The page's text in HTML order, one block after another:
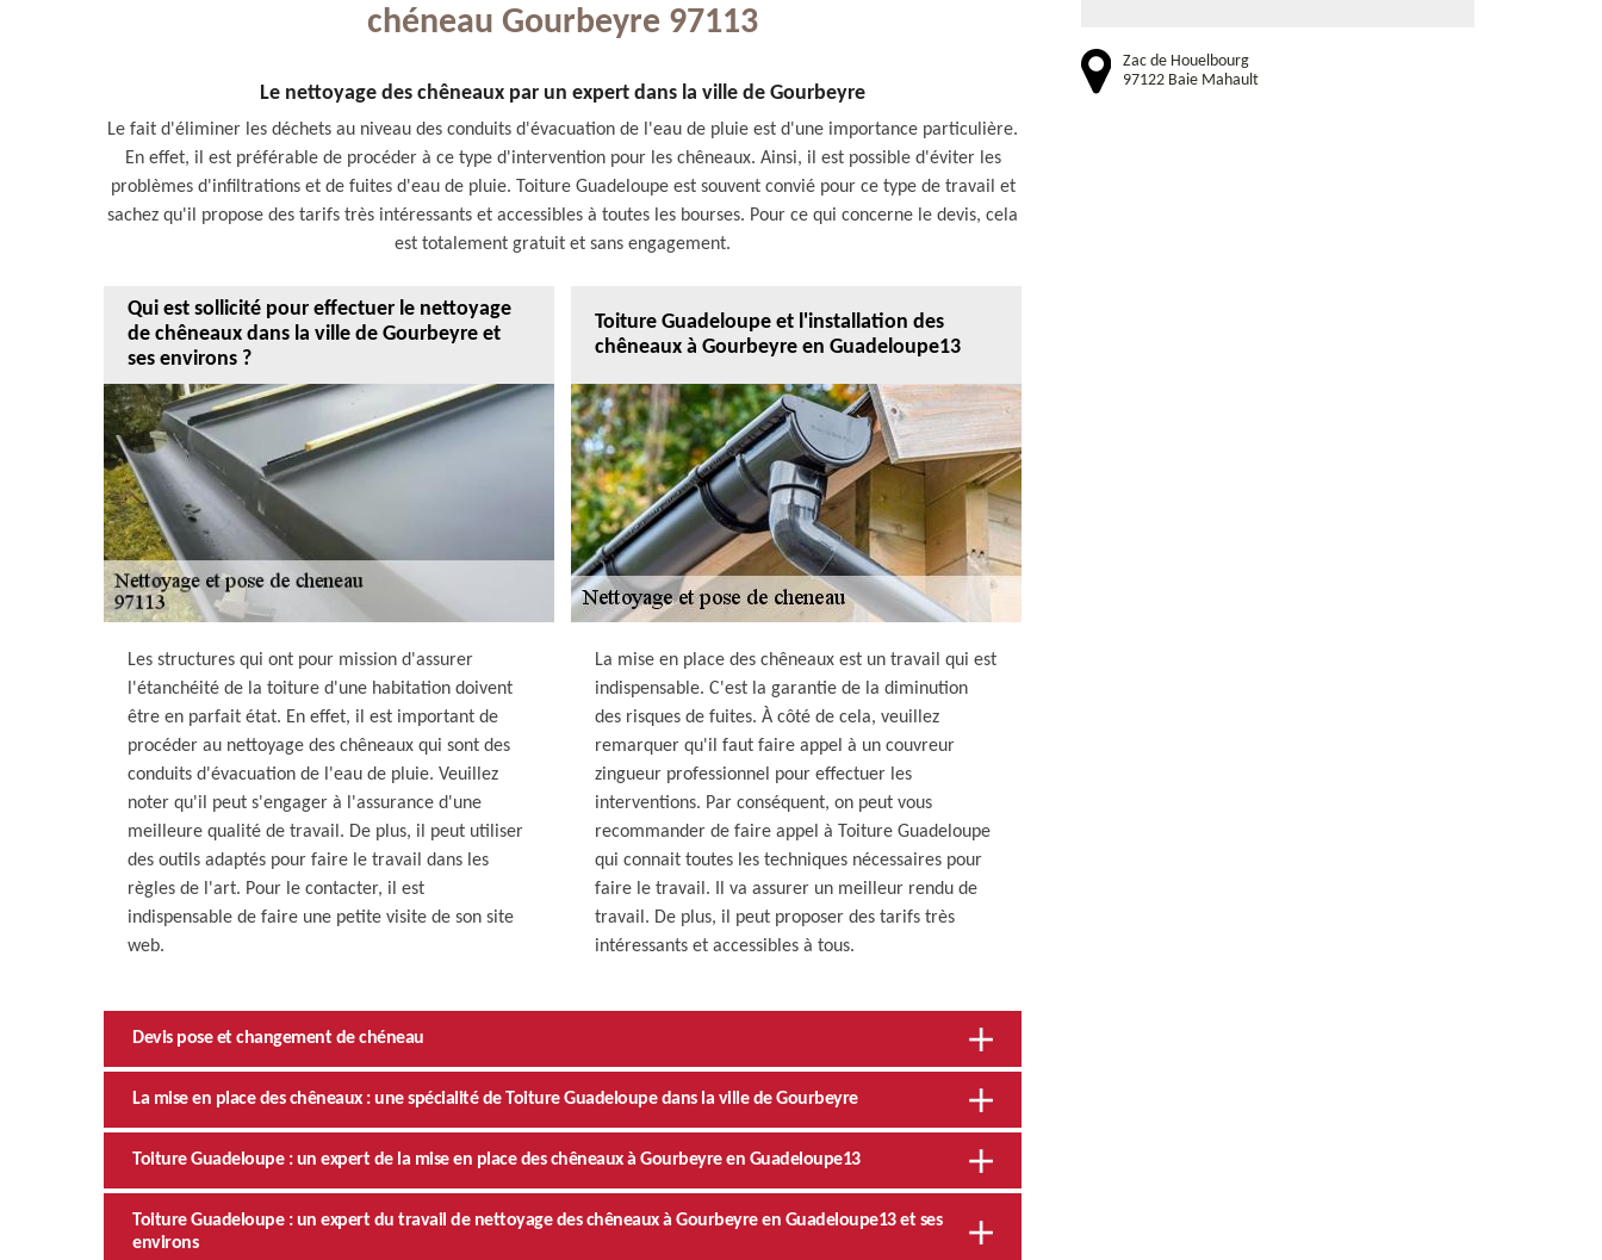
chéneau Gourbeyre 97113
Le nettoyage des chêneaux par un expert dans la ville de Gourbeyre
Le fait d'éliminer les déchets au niveau des conduits d'évacuation de l'eau de pluie est d'une importance particulière.
En effet, il est préférable de procéder à ce type d'intervention pour les chêneaux. Ainsi, il est possible d'éviter les
problèmes d'infiltrations et de fuites d'eau de pluie. Toiture Guadeloupe est souvent convié pour ce type de travail et
sachez qu'il propose des tarifs très intéressants et accessibles à toutes les bourses. Pour ce qui concerne le devis, cela
est totalement gratuit et sans engagement.
Qui est sollicité pour effectuer le nettoyage
de chêneaux dans la ville de Gourbeyre et
ses environs ?
Les structures qui ont pour mission d'assurer
l'étanchéité de la toiture d'une habitation doivent
être en parfait état. En effet, il est important de
procéder au nettoyage des chêneaux qui sont des
conduits d'évacuation de l'eau de pluie. Veuillez
noter qu'il peut s'engager à l'assurance d'une
meilleure qualité de travail. De plus, il peut utiliser
des outils adaptés pour faire le travail dans les
règles de l'art. Pour le contacter, il est
indispensable de faire une petite visite de son site
web.
Toiture Guadeloupe et l'installation des
chêneaux à Gourbeyre en Guadeloupe13
La mise en place des chêneaux est un travail qui est
indispensable. C'est la garantie de la diminution
des risques de fuites. À côté de cela, veuillez
remarquer qu'il faut faire appel à un couvreur
zingueur professionnel pour effectuer les
interventions. Par conséquent, on peut vous
recommander de faire appel à Toiture Guadeloupe
qui connait toutes les techniques nécessaires pour
faire le travail. Il va assurer un meilleur rendu de
travail. De plus, il peut proposer des tarifs très
intéressants et accessibles à tous.
Devis pose et changement de chéneau
La mise en place des chêneaux : une spécialité de Toiture Guadeloupe dans la ville de Gourbeyre
Toiture Guadeloupe : un expert de la mise en place des chêneaux à Gourbeyre en Guadeloupe13
Toiture Guadeloupe : un expert du travail de nettoyage des chêneaux à Gourbeyre en Guadeloupe13 et ses
environs
Zac de Houelbourg
97122 Baie Mahault